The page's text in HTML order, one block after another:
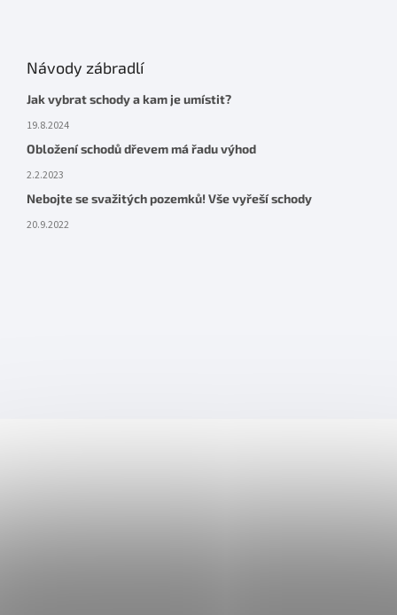
Návody zábradlí
Jak vybrat schody a kam je umístit?
19.8.2024
Obložení schodů dřevem má řadu výhod
2.2.2023
Nebojte se svažitých pozemků! Vše vyřeší schody
20.9.2022